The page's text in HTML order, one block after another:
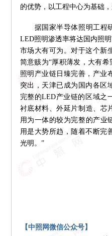
的优势，以工程中心为基础
据国家半导体照明工程研
LED照明渗透率将达国内照
市场大有可为。对于这个新
简意赅为“厚积薄发，大有
照明产业链日臻完善，产业
突出，天津已成为国内各区
完整的LED产业链的区域之
衬底材料、外延片制造、芯
用为一体的较为完整的产业
用是大势所趋，随着不断完
光明。”
【中照网微信公众号】